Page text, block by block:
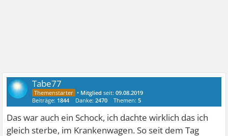
Tabe77
• Mitglied seit:09.08.2019
Beiträge: 1844 Danke:2470 Themen:5
Das war auch ein Schock, ich dachte wirklich das ich
gleich sterbe, im Krankenwagen. So seit dem Tag